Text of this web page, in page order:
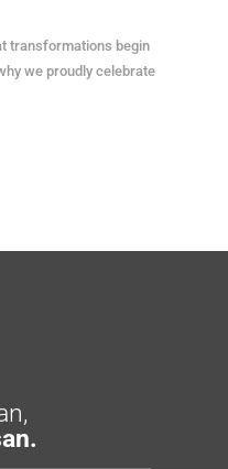
transformations begin
we proudly celebrate